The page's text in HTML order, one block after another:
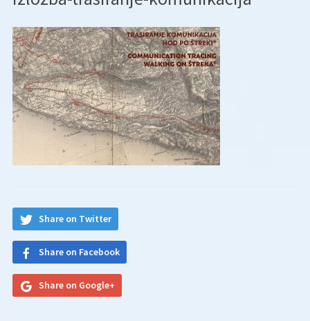
Share on Twitter
Share on Facebook
Share on Google+